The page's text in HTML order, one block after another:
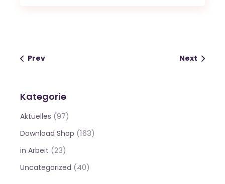
Prev Next
Kategorie
Aktuelles (97)
Download Shop (163)
in Arbeit (23)
Uncategorized (40)